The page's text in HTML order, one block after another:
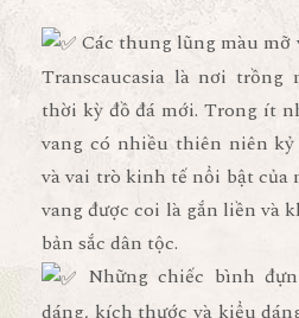
Các thung lũng màu mỡ
Transcaucasia là nơi trồng
thời kỳ đồ đá mới. Trong ít
vang có nhiều thiên niên
và vai trò kinh tế nổi bật của
vang được coi là gắn liền và
bản sắc dân tộc.
Những chiếc bình
dáng, kích thước và kiểu